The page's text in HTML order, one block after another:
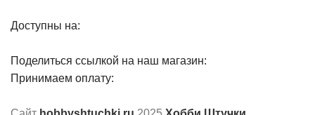
Доступны на:
Поделиться ссылкой на наш магазин:
Принимаем оплату: